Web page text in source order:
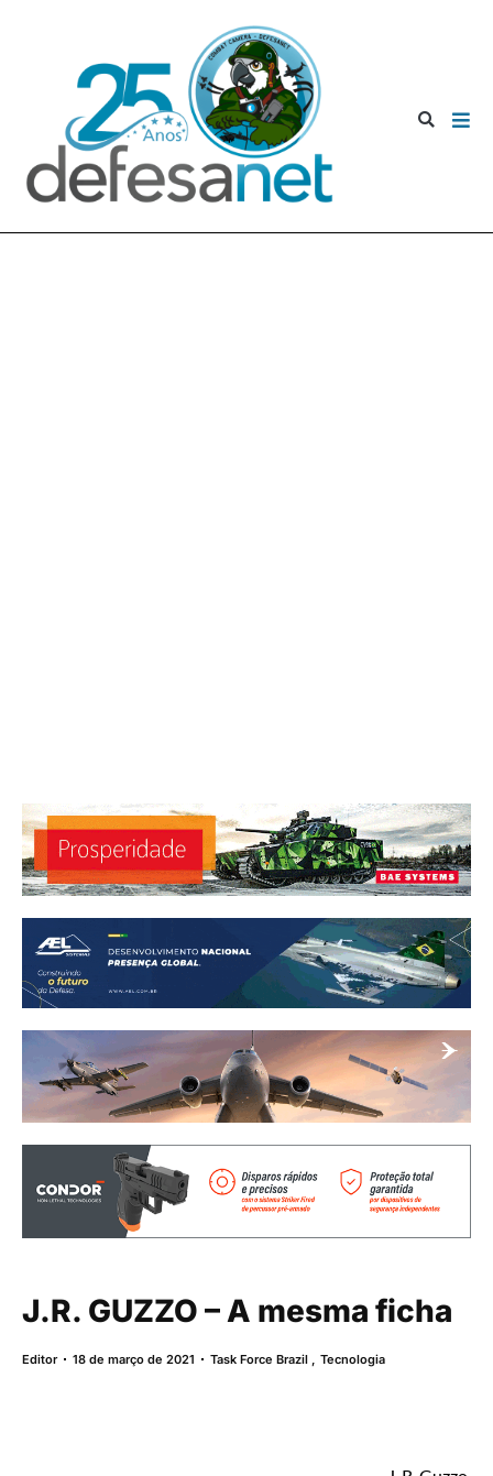
J.R. GUZZO – A mesma ficha
Editor 18 de março de 2021 Task Force Brazil ,Tecnologia